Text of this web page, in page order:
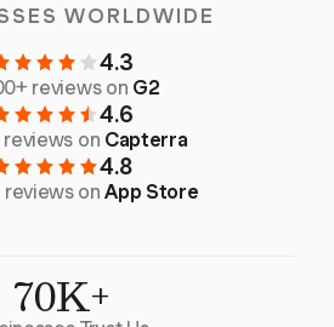
WORLDWIDE
4.3
reviews on G2
4.6
on Capterra
4.8
reviews onApp Store
70K+